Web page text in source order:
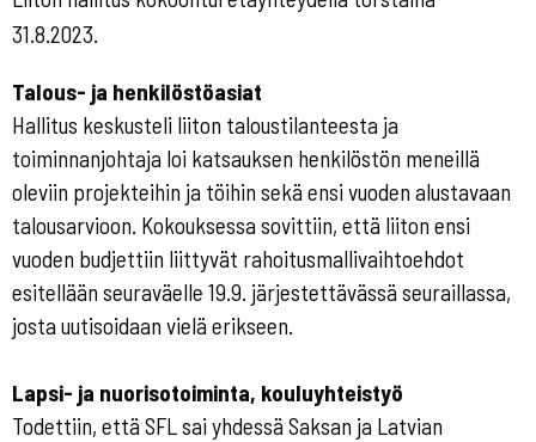
31.8.2023.
Talous- ja henkilöstöasiat
Hallitus keskusteli liiton taloustilanteesta ja
toiminnanjohtaja loi katsauksen henkilöstön meneillä
oleviin projekteihin ja töihin sekä ensi vuoden alustavaan
talousarvioon. Kokouksessa sovittiin, että liiton ensi
vuoden budjettiin liittyvät rahoitusmallivaihtoehdot
esitellään seuraväelle 19.9. järjestettävässä seuraillassa,
josta uutisoidaan vielä erikseen.
Lapsi- ja nuorisotoiminta, kouluyhteistyö
Todettiin, että SFL sai yhdessä Saksan ja Latvian